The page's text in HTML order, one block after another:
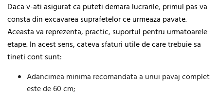
Daca v-ati asigurat ca puteti demara lucrarile, primul pas va
consta din excavarea suprafetelor ce urmeaza pavate.
Aceasta va reprezenta, practic, suportul pentru urmatoarele
etape. In acest sens, cateva sfaturi utile de care trebuie sa
tineti cont sunt:
Adancimea minima recomandata a unui pavaj complet
este de 60 cm;